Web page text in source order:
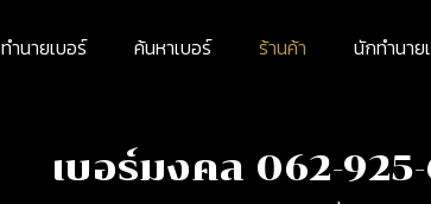
ทำนายเบอร์ ค้นหาเบอร์ ร้านค้า นักทำนาย
เบอร์มงคล 062-